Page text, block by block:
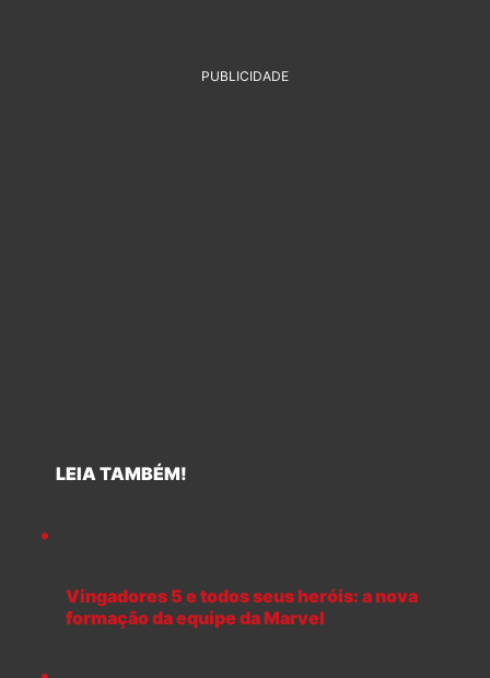
PUBLICIDADE
LEIA TAMBÉM!
Vingadores 5 e todos seus heróis: a nova
formação da equipe da Marvel